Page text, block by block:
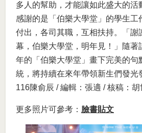
多人的幫助，才能讓如此盛大的活
感謝的是「伯樂大學堂」的學生工
付出，各司其職，互相扶持。「謝
幕，伯樂大學堂，明年見！」隨著
年的「伯樂大學堂」畫下完美的句
統，將持續在來年帶領新生們發光
116陳俞辰 / 編輯：張適 / 核稿：胡
更多照片可參考： 臉書貼文